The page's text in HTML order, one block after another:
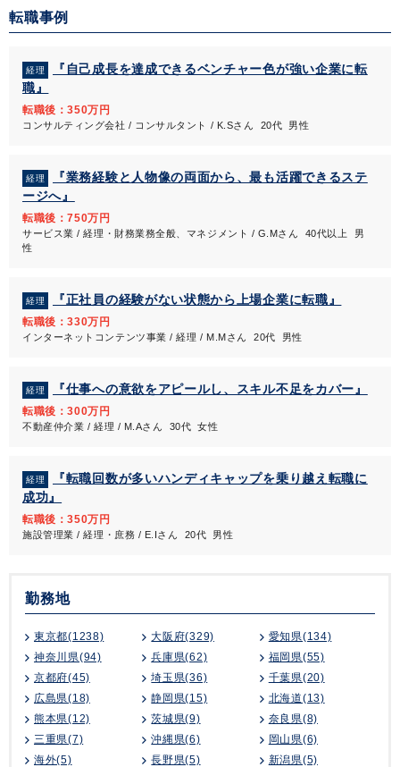
転職事例
経理
『自己成長を達成できるベンチャー色が強い企業に転
職』
転職後：350万円
コンサルティング会社 / コンサルタント / K.Sさん 20代 男性
経理
『業務経験と人物像の両面から、最も活躍できるステ
ージへ』
転職後：750万円
サービス業 / 経理・財務業務全般、マネジメント / G.Mさん 40代以上 男
性
経理 『正社員の経験がない状態から上場企業に転職』
転職後：330万円
インターネットコンテンツ事業 / 経理 / M.Mさん 20代 男性
経理 『仕事への意欲をアピールし、スキル不足をカバー』
転職後：300万円
不動産仲介業 / 経理 / M.Aさん 30代 女性
経理
『転職回数が多いハンディキャップを乗り越え転職に
成功』
転職後：350万円
施設管理業 / 経理・庶務 / E.Iさん 20代 男性
勤務地
東京都(1238) 大阪府(329)
愛知県(134)
神奈川県(94)
兵庫県(62)
福岡県(55)
京都府(45)
埼玉県(36)
千葉県(20)
広島県(18)
静岡県(15)
北海道(13)
熊本県(12)
茨城県(9)
奈良県(8)
三重県(7)
沖縄県(6)
岡山県(6)
海外(5)
長野県(5)
新潟県(5)